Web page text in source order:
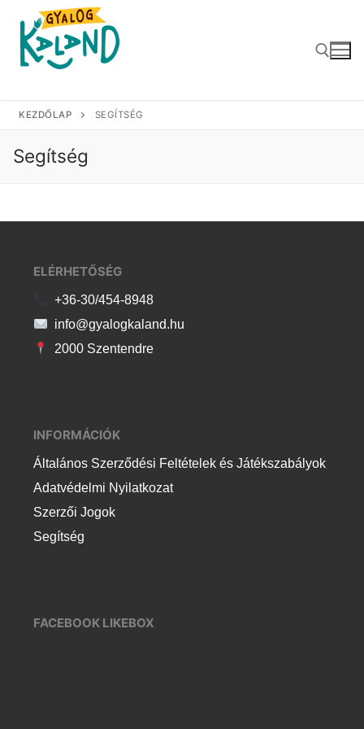
tartalomra
KEZDŐLAP SEGÍTSÉG
Segítség
ELÉRHETŐSÉG
+36-30/454-8948
info@gyalogkaland.hu
2000 Szentendre
INFORMÁCIÓK
Általános Szerződési Feltételek és Játékszabályok
Adatvédelmi Nyilatkozat
Szerzői Jogok
Segítség
FACEBOOK LIKEBOX